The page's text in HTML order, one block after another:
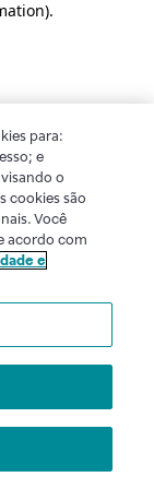
.
para:
e
o
cookies são
Você
acordo com
e